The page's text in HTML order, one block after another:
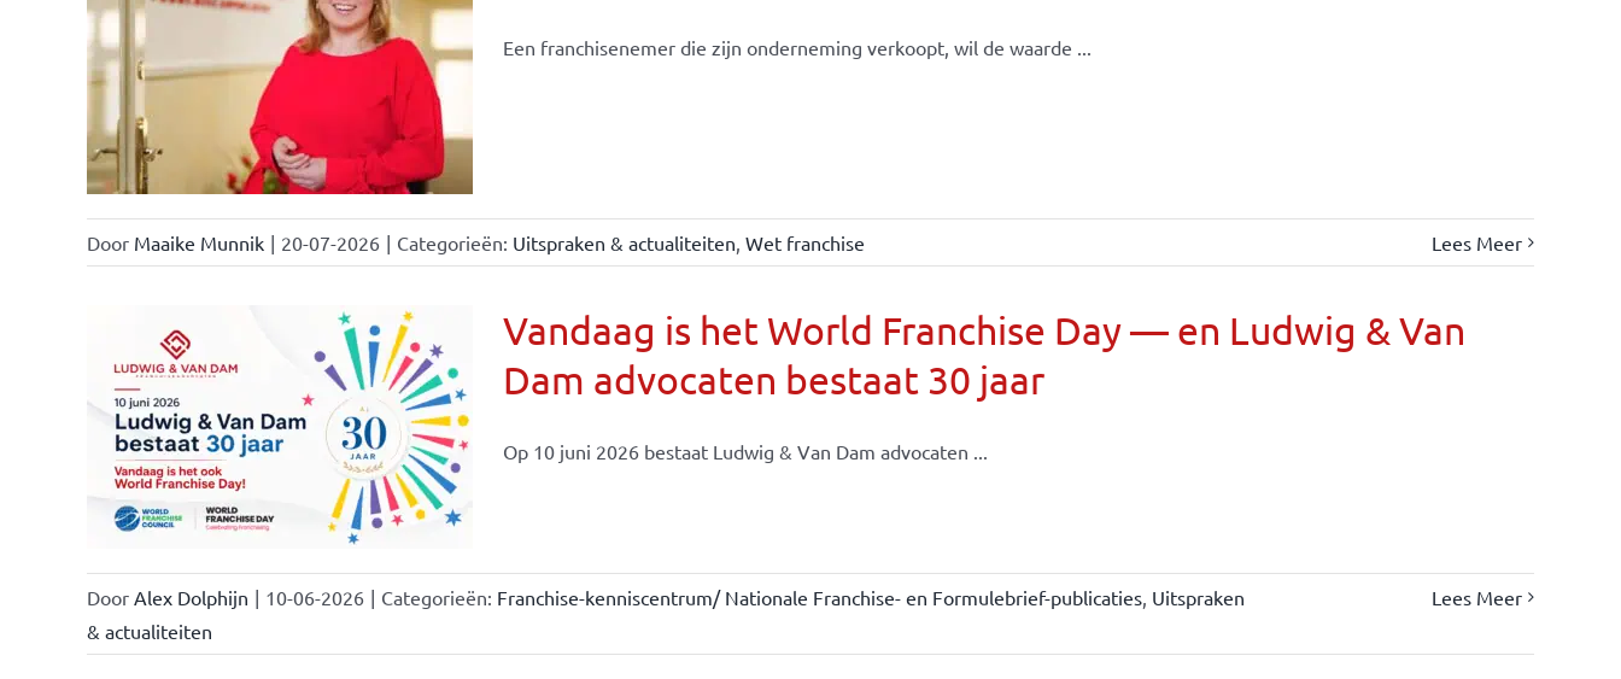
Een franchisenemer die zijn onderneming verkoopt, wil de waarde ...
Door Maaike Munnik | 20-07-2026 | Categorieën: Uitspraken & actualiteiten Wet franchise Lees Meer
Vandaag is het World Franchise Day — en Ludwig & Van
Dam advocaten bestaat 30 jaar
Op 10 juni 2026 bestaat Ludwig & Van Dam advocaten ...
Door Alex Dolphijn | 10-06-2026 | Categorieën: Franchise-kenniscentrum/ Nationale Franchise- en Formulebrief-publicaties, Uitspraken
& actualiteiten
Lees Meer